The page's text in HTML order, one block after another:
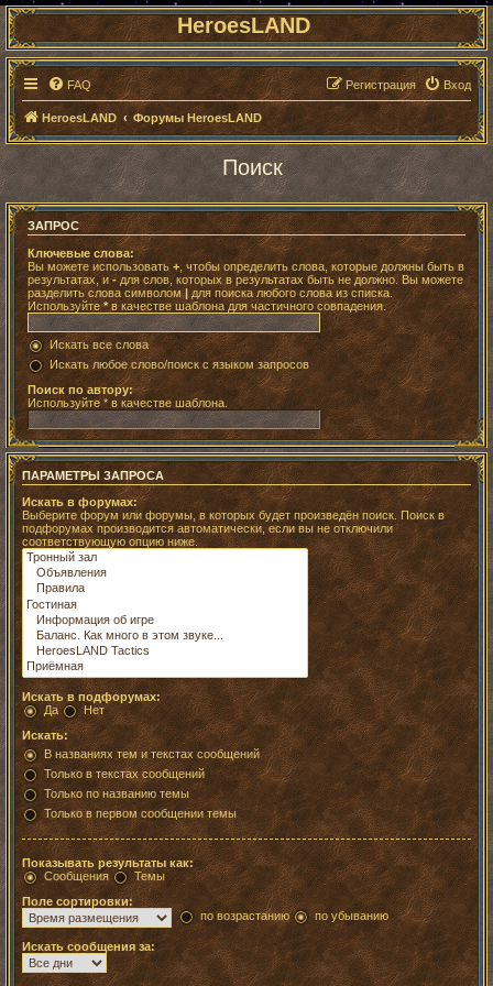
HeroesLAND
FAQ Вход
Регистрация
HeroesLAND Форумы HeroesLAND
Поиск
ЗАПРОС
Ключевые слова:
Вы можете использовать + , чтобы определить слова, которые должны быть в
результатах, и - для слов, которых в результатах быть не должно. Вы можете
разделить слова символом| для поиска любого слова из списка.
Используйте*в качестве шаблона для частичного совпадения.
Искать все слова
Искать любое слово/поиск с языком запросов
Поиск по автору:
Используйте * в качестве шаблона.
ПАРАМЕТРЫ ЗАПРОСА
Искать в форумах:
Выберите форум или форумы, в которых будет произведён поиск. Поиск в
подфорумах производится автоматически, если вы не отключили
соответствующую опцию ниже.
Искать в подфорумах:
Да
Нет
Искать:
В названиях тем и текстах сообщений
Только в текстах сообщений
Только по названию темы
Только в первом сообщении темы
Показывать результаты как:
Сообщения
Темы
Поле сортировки:
по возрастанию
по убыванию
Искать сообщения за: